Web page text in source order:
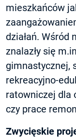
mieszkańców
działań. Wśród
znalazły się
gimnastycznej,
rekreacyjno-
ratowniczej dla
czy prace
Zwycięskie